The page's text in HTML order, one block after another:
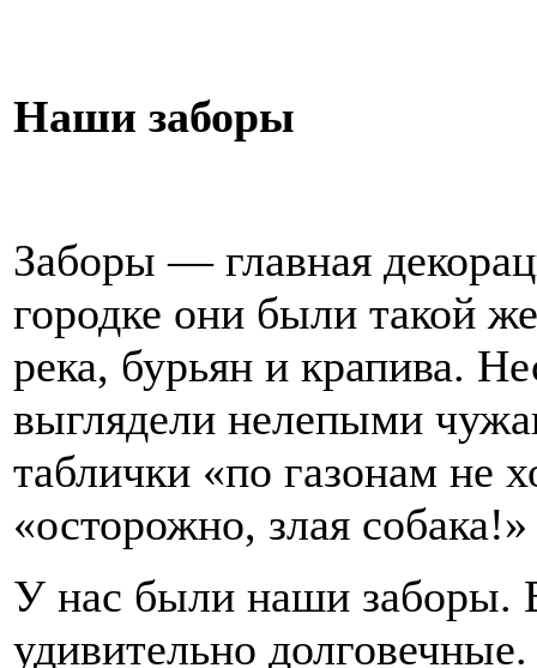
Наши заборы
Заборы — главная
городке они были такой
река, бурьян и крапива.
выглядели нелепыми
таблички «по газонам не
«осторожно, злая собака!»
У нас были наши заборы.
удивительно